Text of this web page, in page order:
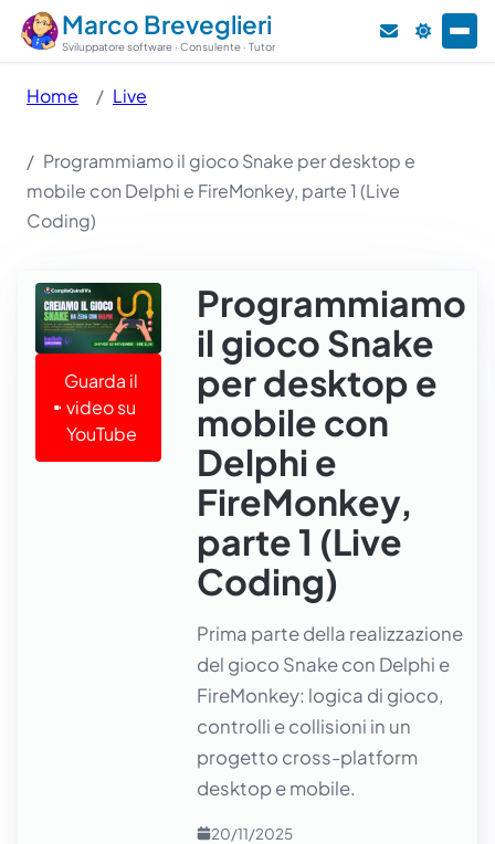
Marco Breveglieri
Sviluppatore software · Consulente · Tutor
Home Live
Programmiamo il gioco Snake per desktop e
mobile con Delphi e FireMonkey, parte 1 (Live
Coding)
Guarda il
video su
YouTube
Programmiamo
il gioco Snake
per desktop e
mobile con
Delphi e
FireMonkey,
parte 1 (Live
Coding)
Prima parte della realizzazione
del gioco Snake con Delphi e
FireMonkey: logica di gioco,
controlli e collisioni in un
progetto cross-platform
desktop e mobile.
20/11/2025